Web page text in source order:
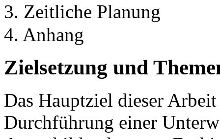
3. Zeitliche Planung
4. Anhang
Zielsetzung und
Das Hauptziel dieser
Durchführung einer